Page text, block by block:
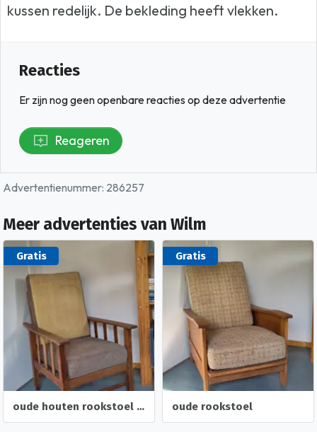
kussen redelijk. De bekleding heeft vlekken.
Reacties
Er zijn nog geen openbare reacties op deze advertentie
Reageren
Advertentienummer: 286257
Meer advertenties van Wilm
Gratis
oude houten rookstoel met kussens
Gratis
oude rookstoel